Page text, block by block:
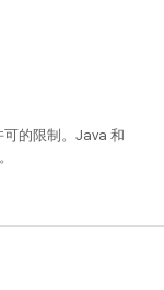
的限制。Java 和